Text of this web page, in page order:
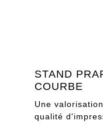
STAND
COURBE
Une
qualité